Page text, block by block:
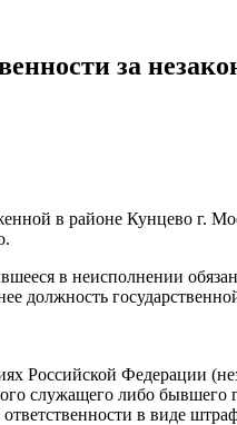
за
в районе Кунцево г.
в неисполнении
должность
Российской Федерации
служащего либо бывшего
в виде